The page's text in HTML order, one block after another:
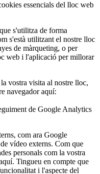
essencials del lloc web
s'utilitza de forma
s'està utilitzant el nostre lloc
de màrqueting, o per
web i l'aplicació per millorar
vostra visita al nostre lloc,
navegador aquí:
de Google Analytics
com ara Google
vídeo externs. Com que
personals com la vostra
Tingueu en compte que
i l'aspecte del